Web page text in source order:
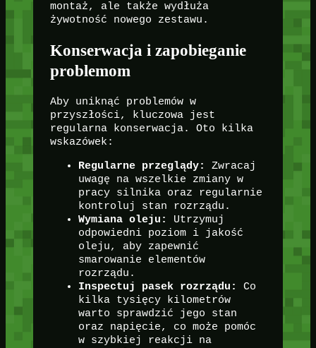
montaż, ale także wydłuża
żywotność nowego zestawu.
Konserwacja i zapobieganie
problemom
Aby uniknąć problemów w
przyszłości, kluczowa jest
regularna konserwacja. Oto kilka
wskazówek:
Regularne przeglądy:
Zwracaj
uwagę na wszelkie zmiany w
pracy silnika oraz regularnie
kontroluj stan rozrządu.
Wymiana oleju:
Utrzymuj
odpowiedni poziom i jakość
oleju, aby zapewnić
smarowanie elementów
rozrządu.
Inspectuj pasek rozrządu:
Co
kilka tysięcy kilometrów
warto sprawdzić jego stan
oraz napięcie, co może pomóc
w szybkiej reakcji na